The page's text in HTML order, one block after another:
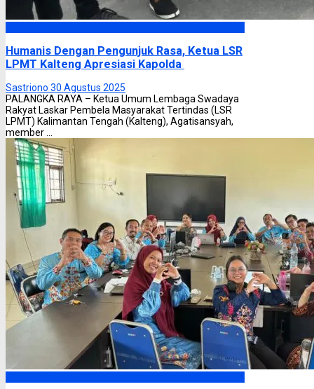
Humanis Dengan Pengunjuk Rasa, Ketua LSR
LPMT Kalteng Apresiasi Kapolda
Sastriono 30 Agustus 2025
PALANGKA RAYA – Ketua Umum Lembaga Swadaya
Rakyat Laskar Pembela Masyarakat Tertindas (LSR
LPMT) Kalimantan Tengah (Kalteng), Agatisansyah,
member ...